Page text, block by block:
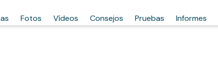
Fotos Vídeos Consejos Pruebas Informes